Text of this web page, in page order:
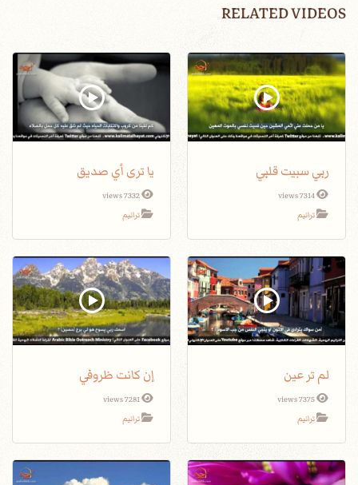
RELATED VIDEOS
ربي سبيت قلبي
7314 views
ترانيم
يا ترى أي صديق
7332 views
ترانيم
لم تر عين
7375 views
ترانيم
إن كانت ظروفي
7281 views
ترانيم